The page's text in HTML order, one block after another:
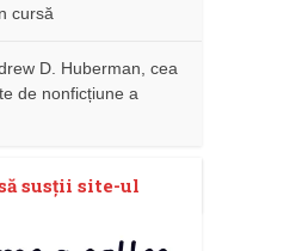
cursă
D. Huberman, cea
de nonficțiune a
susţii site-ul